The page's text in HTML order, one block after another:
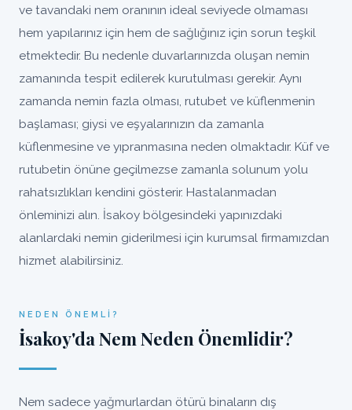
ve tavandaki nem oranının ideal seviyede olmaması
hem yapılarınız için hem de sağlığınız için sorun teşkil
etmektedir. Bu nedenle duvarlarınızda oluşan nemin
zamanında tespit edilerek kurutulması gerekir. Aynı
zamanda nemin fazla olması, rutubet ve küflenmenin
başlaması; giysi ve eşyalarınızın da zamanla
küflenmesine ve yıpranmasına neden olmaktadır. Küf ve
rutubetin önüne geçilmezse zamanla solunum yolu
rahatsızlıkları kendini gösterir. Hastalanmadan
önleminizi alın. İsakoy bölgesindeki yapınızdaki
alanlardaki nemin giderilmesi için kurumsal firmamızdan
hizmet alabilirsiniz.
NEDEN ÖNEMLI?
İsakoy'da Nem Neden Önemlidir?
Nem sadece yağmurlardan ötürü binaların dış